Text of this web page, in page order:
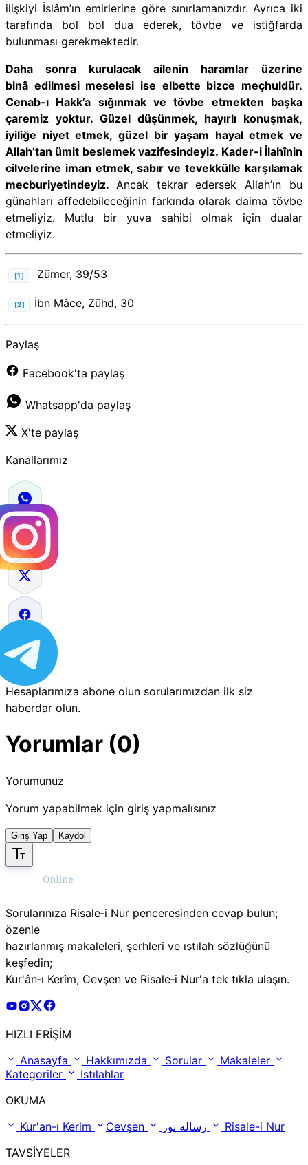
ilişkiyi İslâm’ın emirlerine göre sınırlamanızdır. Ayrıca iki
tarafında bol bol dua ederek, tövbe ve istiğfarda
bulunması gerekmektedir.
Daha sonra kurulacak ailenin haramlar üzerine
binâ edilmesi meselesi ise elbette bizce meçhuldür.
Cenab-ı Hakk’a sığınmak ve tövbe etmekten başka
çaremiz yoktur. Güzel düşünmek, hayırlı konuşmak,
iyiliğe niyet etmek, güzel bir yaşam hayal etmek ve
Allah’tan ümit beslemek vazifesindeyiz. Kader-i İlahînin
cilvelerine iman etmek, sabır ve tevekkülle karşılamak
mecburiyetindeyiz. Ancak tekrar edersek Allah’ın bu
günahları affedebileceğinin farkında olarak daima tövbe
etmeliyiz. Mutlu bir yuva sahibi olmak için dualar
etmeliyiz.
[1] Zümer, 39/53
[2] İbn Mâce, Zühd, 30
Paylaş
Facebook'ta paylaş
Whatsapp'da paylaş
X'te paylaş
Kanallarımız
Hesaplarımıza abone olun sorularımızdan ilk siz
haberdar olun.
Yorumlar (0)
Yorumunuz
Yorum yapabilmek için giriş yapmalısınız
Giriş Yap Kaydol
Sorularınıza Risale‑i Nur penceresinden cevap bulun;
özenle
hazırlanmış makaleleri, şerhleri ve ıstılah sözlüğünü
keşfedin;
Kur'ân‑ı Kerîm, Cevşen ve Risale‑i Nur'a tek tıkla ulaşın.
Risale Online Youtube Hesabı
Risale Online Instagram Hesabı
Risale Online X Hesabı
HIZLI ERİŞİM
Anasayfa
Hakkımızda Sorular
Makaleler
Kategoriler
Istılahlar
OKUMA
Kur'an-ı Kerim
Cevşen
Risale-i Nur
TAVSİYELER